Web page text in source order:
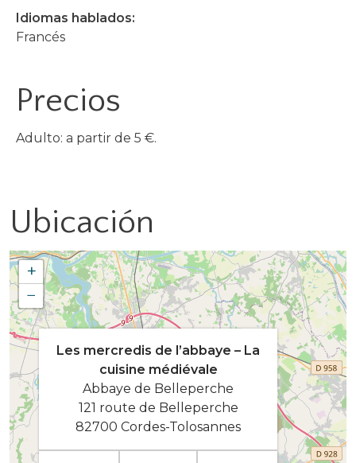
Idiomas hablados:
Francés
Precios
Adulto: a partir de 5 €.
Ubicación
+
−
Les mercredis de l’abbaye – La
cuisine médiévale
Abbaye de Belleperche
121 route de Belleperche
82700 Cordes-Tolosannes